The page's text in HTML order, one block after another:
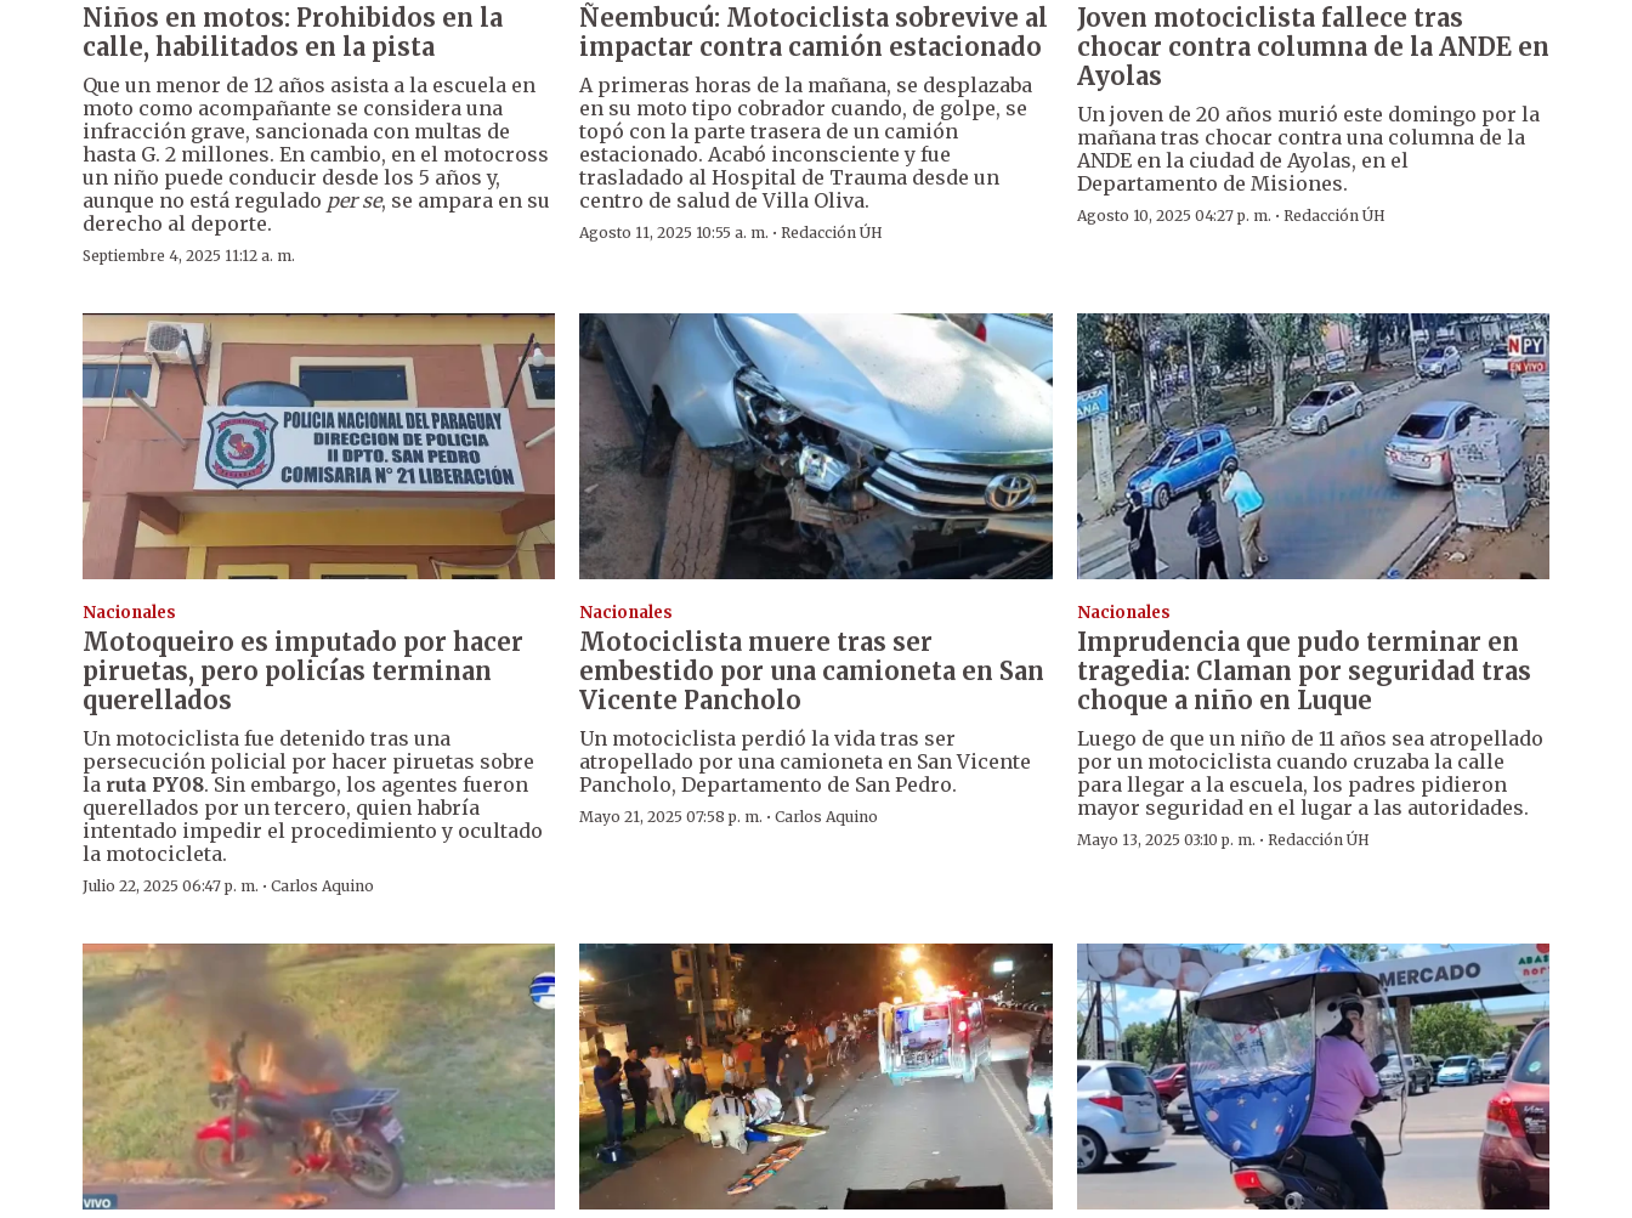
Niños en motos: Prohibidos en la
calle, habilitados en la pista
Que un menor de 12 años asista a la escuela en
moto como acompañante se considera una
infracción grave, sancionada con multas de
hasta G. 2 millones. En cambio, en el motocross
un niño puede conducir desde los 5 años y,
aunque no está regulado per se, se ampara en su
derecho al deporte.
Septiembre 4, 2025 11:12 a. m.
Ñeembucú: Motociclista sobrevive al
impactar contra camión estacionado
A primeras horas de la mañana, se desplazaba
en su moto tipo cobrador cuando, de golpe, se
topó con la parte trasera de un camión
estacionado. Acabó inconsciente y fue
trasladado al Hospital de Trauma desde un
centro de salud de Villa Oliva.
Agosto 11, 2025 10:55 a. m. ·Redacción ÚH
Joven motociclista fallece tras
chocar contra columna de la ANDE en
Ayolas
Un joven de 20 años murió este domingo por la
mañana tras chocar contra una columna de la
ANDE en la ciudad de Ayolas, en el
Departamento de Misiones.
Agosto 10, 2025 04:27 p. m. · Redacción ÚH
Nacionales
Motoqueiro es imputado por hacer
piruetas, pero policías terminan
querellados
Un motociclista fue detenido tras una
persecución policial por hacer piruetas sobre
la ruta PY08. Sin embargo, los agentes fueron
querellados por un tercero, quien habría
intentado impedir el procedimiento y ocultado
la motocicleta.
Julio 22, 2025 06:47 p. m. · Carlos Aquino
Nacionales
Motociclista muere tras ser
embestido por una camioneta en San
Vicente Pancholo
Un motociclista perdió la vida tras ser
atropellado por una camioneta en San Vicente
Pancholo, Departamento de San Pedro.
Mayo 21, 2025 07:58 p. m. ·Carlos Aquino
Nacionales
Imprudencia que pudo terminar en
tragedia: Claman por seguridad tras
choque a niño en Luque
Luego de que un niño de 11 años sea atropellado
por un motociclista cuando cruzaba la calle
para llegar a la escuela, los padres pidieron
mayor seguridad en el lugar a las autoridades.
Mayo 13, 2025 03:10 p. m. · Redacción ÚH